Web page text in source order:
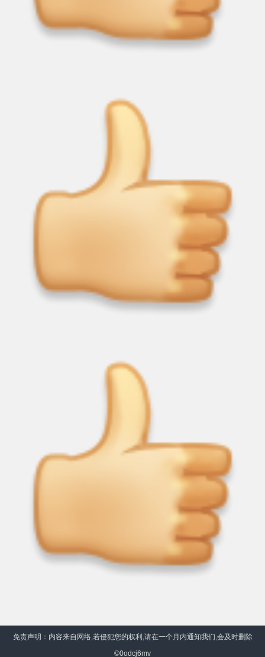
免责声明：内容来自网络,若侵犯您的权利,请在一个月内通知我们,会及时删除
©0odcj6mv